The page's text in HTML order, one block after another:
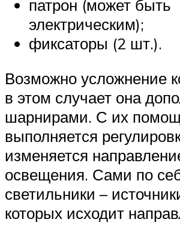
патрон (может быть
электрическим);
фиксаторы (2 шт.).
Возможно усложнение
в этом случает она
шарнирами. С их
выполняется
изменяется
освещения. Сами по
светильники –
которых исходит